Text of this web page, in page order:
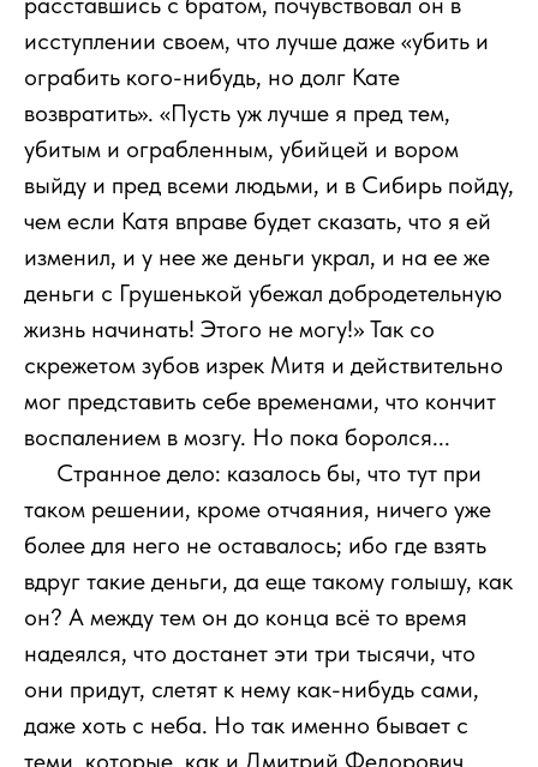
исступлении своем, что лучше даже «убить и
ограбить кого-нибудь, но долг Кате
возвратить». «Пусть уж лучше я пред тем,
убитым и ограбленным, убийцей и вором
выйду и пред всеми людьми, и в Сибирь пойду,
чем если Катя вправе будет сказать, что я ей
изменил, и у нее же деньги украл, и на ее же
деньги с Грушенькой убежал добродетельную
жизнь начинать! Этого не могу!» Так со
скрежетом зубов изрек Митя и действительно
мог представить себе временами, что кончит
воспалением в мозгу. Но пока боролся...
Странное дело: казалось бы, что тут при
таком решении, кроме отчаяния, ничего уже
более для него не оставалось; ибо где взять
вдруг такие деньги, да еще такому голышу, как
он? А между тем он до конца всё то время
надеялся, что достанет эти три тысячи, что
они придут, слетят к нему как-нибудь сами,
даже хоть с неба. Но так именно бывает с
теми, которые, как и Дмитрий Федорович,